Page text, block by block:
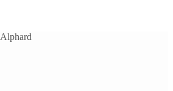
Alphard